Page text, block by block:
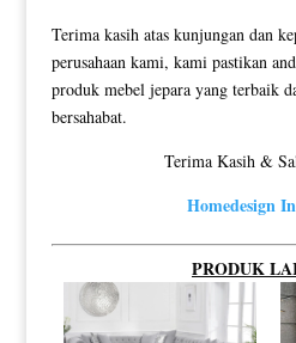
Terima kasih atas kunjungan dan
perusahaan kami, kami pastikan
produk mebel jepara yang terbaik
bersahabat.
Terima Kasih &
Homedesign
PRODUK